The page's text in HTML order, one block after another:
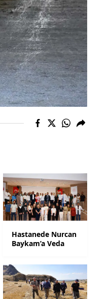
Malatya
Manisa
Kahramanmaraş
Mardin
Muğla
Ordu
Rize
Sakarya
Samsun
Siirt
Sinop
Hastanede Nurcan
Baykam’a Veda